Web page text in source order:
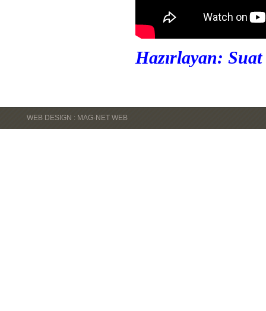
Hazırlayan: Suat
WEB DESIGN : MAG-NET WEB